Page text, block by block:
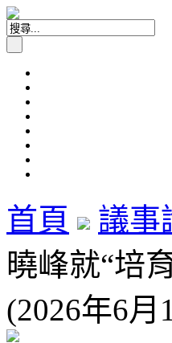
首頁 議事
曉峰就“培
(2026年6月